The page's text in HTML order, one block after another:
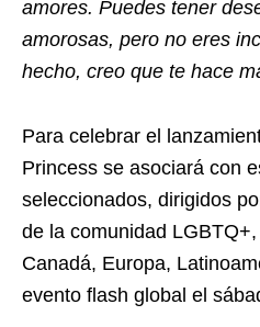
amores. Puedes tener
amorosas, pero no eres
hecho, creo que te hace
Para celebrar el
Princess se asociará con
seleccionados, dirigidos
de la comunidad
Canadá, Europa,
evento flash global el